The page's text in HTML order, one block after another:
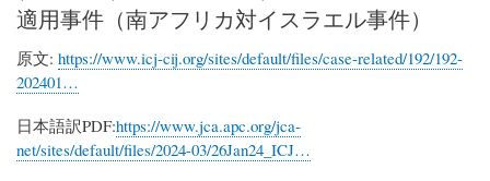
適用事件（南アフリカ対イスラエル事件）
原文: https://www.icj-cij.org/sites/default/files/case-related/192/192-
202401…
日本語訳PDF:https://www.jca.apc.org/jca-
net/sites/default/files/2024-03/26Jan24_ICJ…